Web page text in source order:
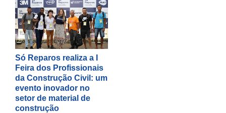
Só Reparos realiza a I
Feira dos Profissionais
da Construção Civil: um
evento inovador no
setor de material de
construção